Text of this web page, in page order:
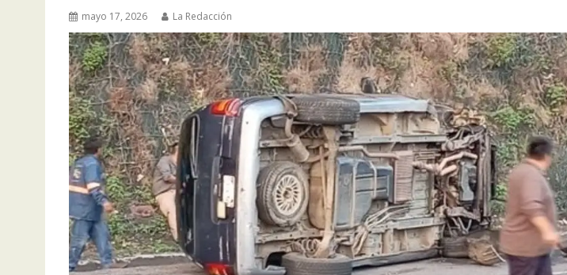
mayo 17, 2026 La Redacción